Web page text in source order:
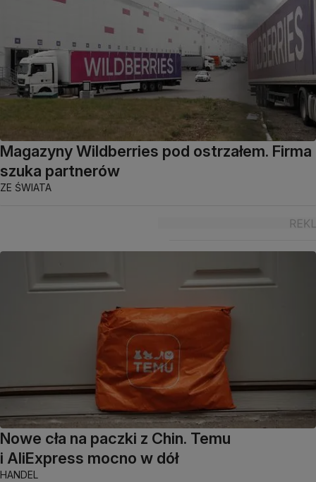
Magazyny Wildberries pod ostrzałem. Firma
szuka partnerów
ZE ŚWIATA
Nowe cła na paczki z Chin. Temu
i AliExpress mocno w dół
HANDEL